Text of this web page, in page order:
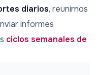
diarios, reunirnos
informes
ciclos semanales de